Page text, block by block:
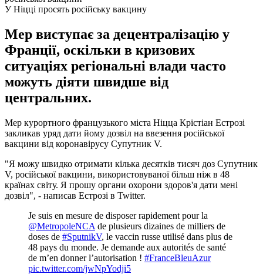
У Ніцці просять російську вакцину
Мер виступає за децентралізацію у
Франції, оскільки в кризових
ситуаціях регіональні влади часто
можуть діяти швидше від
центральних.
Мер курортного французького міста Ніцца Крістіан Естрозі
закликав уряд дати йому дозвіл на ввезення російської
вакцини від коронавірусу Супутник V.
"Я можу швидко отримати кілька десятків тисяч доз Супутник
V, російської вакцини, використовуваної більш ніж в 48
країнах світу. Я прошу органи охорони здоров'я дати мені
дозвіл", - написав Естрозі в Twitter.
Je suis en mesure de disposer rapidement pour la
@MetropoleNCA de plusieurs dizaines de milliers de
doses de #SputnikV, le vaccin russe utilisé dans plus de
48 pays du monde. Je demande aux autorités de santé
de m’en donner l’autorisation ! #FranceBleuAzur
pic.twitter.com/jwNpYodji5